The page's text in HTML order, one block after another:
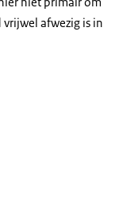
afwezig is in